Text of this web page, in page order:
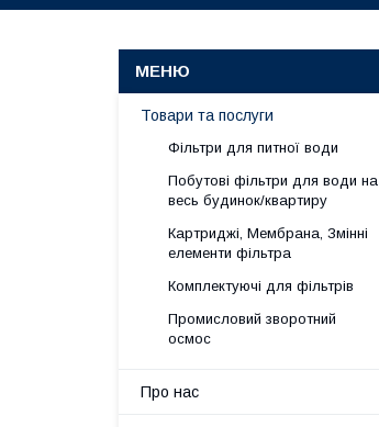
Товари та послуги
Фільтри для питної води
Побутові фільтри для води на
весь будинок/квартиру
Картриджі, Мембрана, Змінні
елементи фільтра
Комплектуючі для фільтрів
Промисловий зворотний
осмос
Про нас